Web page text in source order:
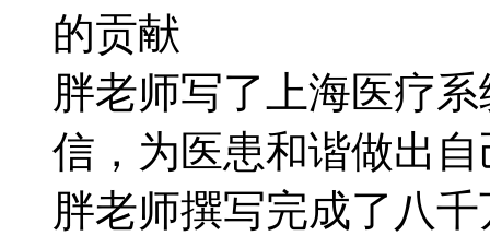
的贡献
胖老师写了上海医疗
信，为医患和谐做出
胖老师撰写完成了八